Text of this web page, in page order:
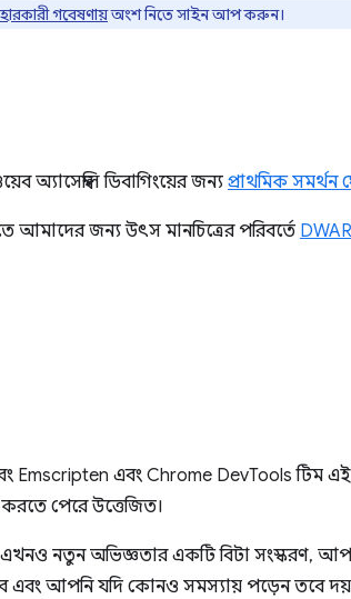
গবেষণায়অংশ নিতে সাইন আপ করুন।
ডিবাগিংয়ের জন্য প্রাথমিক সমর্থন
আমাদের জন্য উৎস মানচিত্রের পরিবর্তে
Emscripten এবং Chrome DevTools টিম এই
করতে পেরে উত্তেজিত।
নতুন অভিজ্ঞতার একটি বিটা সংস্করণ,
এবং আপনি যদি কোনও সমস্যায় পড়েন তবে